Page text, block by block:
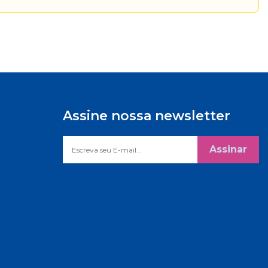
Assine nossa newsletter
Assinar